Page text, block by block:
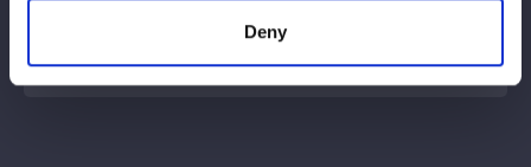
Deny
Ver informe del partido